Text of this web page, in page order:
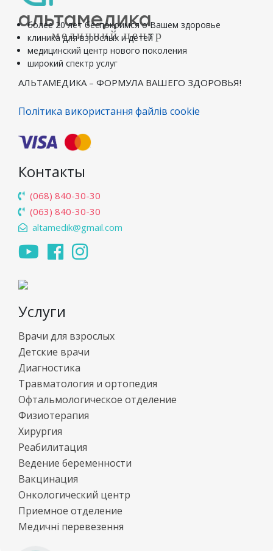
альтамедика
медичний центр
более 20 лет беспокоимся о Вашем здоровье
клиника для взрослых и детей
медицинский центр нового поколения
широкий спектр услуг
АЛЬТАМЕДИКА – ФОРМУЛА ВАШЕГО ЗДОРОВЬЯ!
Політика використання файлів cookie
Контакты
(068) 840-30-30
(063) 840-30-30
altamedik@gmail.com
Услуги
Врачи для взрослых
Детские врачи
Диагностика
Травматология и ортопедия
Офтальмологическое отделение
Физиотерапия
Хирургия
Реабилитация
Ведение беременности
Вакцинация
Онкологический центр
Приемное отделение
Медичні перевезення